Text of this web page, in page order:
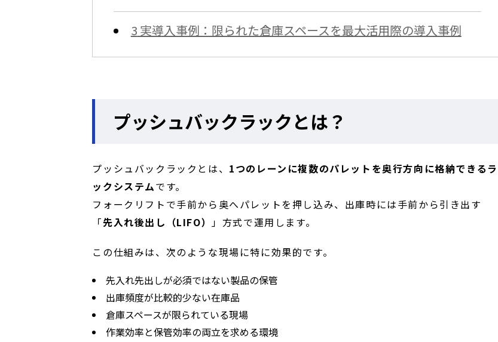
3 実導入事例：限られた倉庫スペースを最大活用際の導入事例
プッシュバックラックとは？
プッシュバックラックとは、 1つのレーンに複数のパレットを奥行方向に格納できるラ
ックシステムです。
フォークリフトで手前から奥へパレットを押し込み、出庫時には手前から引き出す
「先入れ後出し（LIFO）」方式で運用します。
この仕組みは、次のような現場に特に効果的です。
先入れ先出しが必須ではない製品の保管
出庫頻度が比較的少ない在庫品
倉庫スペースが限られている現場
作業効率と保管効率の両立を求める環境